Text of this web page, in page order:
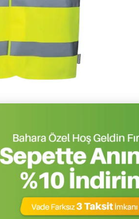
Ürün Açıklaması
URG markası tarafından üretilen bu
çalışanların güvenliğini artırmak